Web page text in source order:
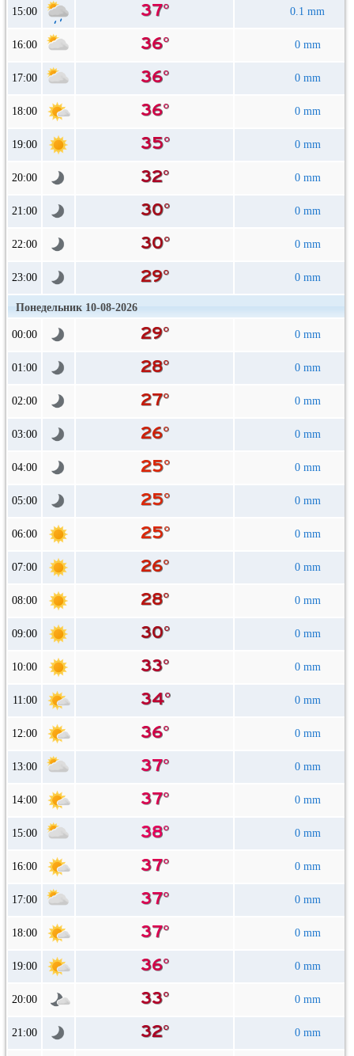
15:00 0.1 mm
16:00 0 mm
17:00 0 mm
18:00 0 mm
19:00 0 mm
20:00 0 mm
21:00 0 mm
22:00 0 mm
23:00 0 mm
Понедельник 10-08-2026
00:00 0 mm
01:00 0 mm
02:00 0 mm
03:00 0 mm
04:00 0 mm
05:00 0 mm
06:00 0 mm
07:00 0 mm
08:00 0 mm
09:00 0 mm
10:00 0 mm
11:00 0 mm
12:00 0 mm
13:00 0 mm
14:00 0 mm
15:00 0 mm
16:00 0 mm
17:00 0 mm
18:00 0 mm
19:00 0 mm
20:00 0 mm
21:00 0 mm